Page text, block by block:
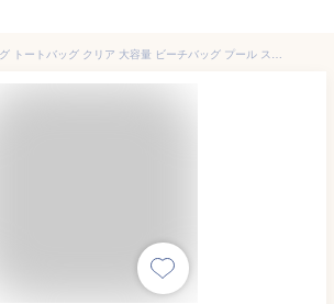
バック スイミング トートバッグ クリア 大容量 ビーチバッグ プール スクール 水着用品 透明 海 プールグッズ 水泳 プールバッグ 砂場 プールバック 水泳教室 旅行 夏 PVC アウトドア 送料無料 防水バッグ 女性 男性 ママ パパ